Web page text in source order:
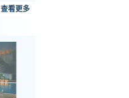
查看更多